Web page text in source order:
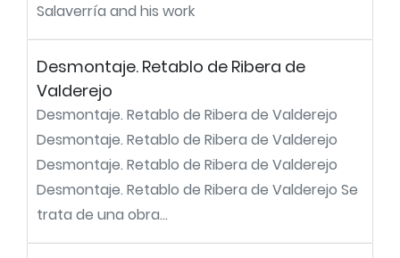
Salaverría and his work
Desmontaje. Retablo de Ribera de
Valderejo
Desmontaje. Retablo de Ribera de Valderejo
Desmontaje. Retablo de Ribera de Valderejo
Desmontaje. Retablo de Ribera de Valderejo
Desmontaje. Retablo de Ribera de Valderejo Se
trata de una obra...